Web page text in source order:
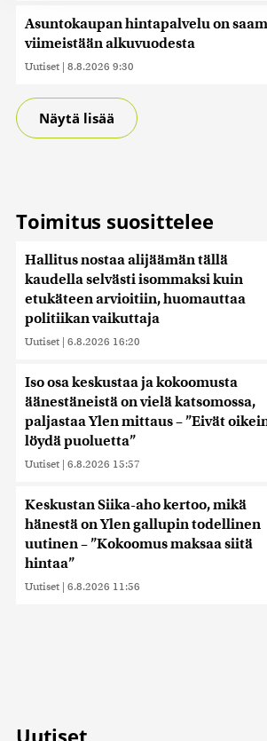
alan kumppaneillemme tietoja siitä,
sivustoamme. Kumppanimme voivat
tietoja muihin tietoihin, joita olet antanut
saatetaan myös siirtää ulkomaille.
Asuntokaupan hintapalvelu on
viimeistään alkuvuodesta
Uutiset | 8.8.2026 9:30
Näytä lisää
Toimitus suosittelee
Hallitus nostaa alijäämän tällä
kaudella selvästi isommaksi kuin
etukäteen arvioitiin, huomauttaa
politiikan vaikuttaja
Uutiset | 6.8.2026 16:20
Iso osa keskustaa ja kokoomusta
äänestäneistä on vielä katsomossa,
paljastaa Ylen mittaus – ”Eivät
löydä puoluetta”
Uutiset | 6.8.2026 15:57
Keskustan Siika-aho kertoo, mikä
hänestä on Ylen gallupin todellinen
uutinen – ”Kokoomus maksaa siitä
hintaa”
Uutiset | 6.8.2026 11:56